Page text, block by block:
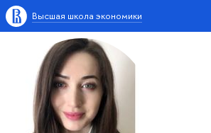
Высшая школа экономики